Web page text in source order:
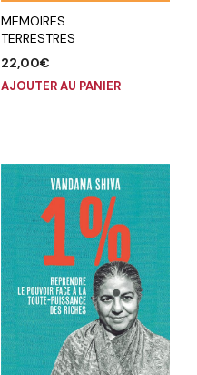
MEMOIRES
TERRESTRES
22,00€
AJOUTER AU PANIER